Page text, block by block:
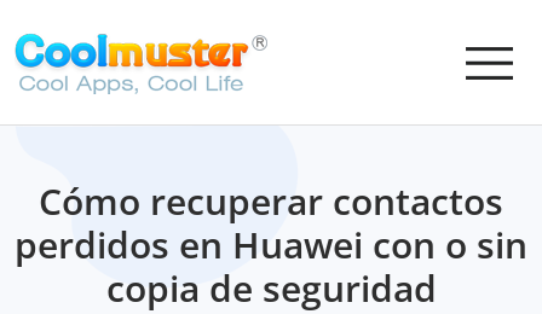
Cómo recuperar contactos
perdidos en Huawei con o sin
copia de seguridad